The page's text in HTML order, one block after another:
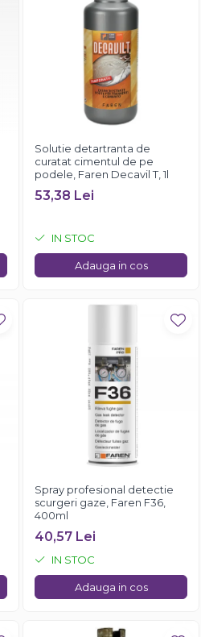
Solutie detartranta de
curatat cimentul de pe
podele, Faren Decavil T, 1l
53,38 Lei
IN STOC
Adauga in cos
Spray profesional detectie
scurgeri gaze, Faren F36,
400ml
40,57 Lei
IN STOC
Adauga in cos